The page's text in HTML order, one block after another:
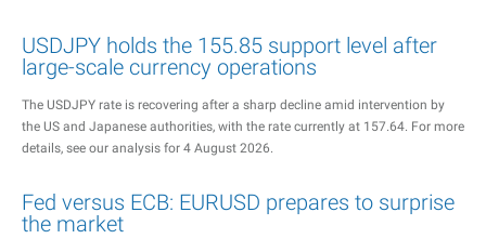
USDJPY holds the 155.85 support level after
large-scale currency operations
The USDJPY rate is recovering after a sharp decline amid intervention by
the US and Japanese authorities, with the rate currently at 157.64. For more
details, see our analysis for 4 August 2026.
Fed versus ECB: EURUSD prepares to surprise
the market